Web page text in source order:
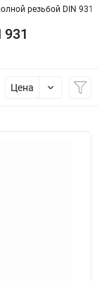
резьбой DIN 931
Цена